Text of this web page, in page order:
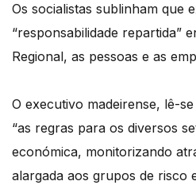
Os socialistas sublinham que
“responsabilidade repartida”
Regional, as pessoas e as
O executivo madeirense, lê-
“as regras para os diversos
económica, monitorizando
alargada aos grupos de risco